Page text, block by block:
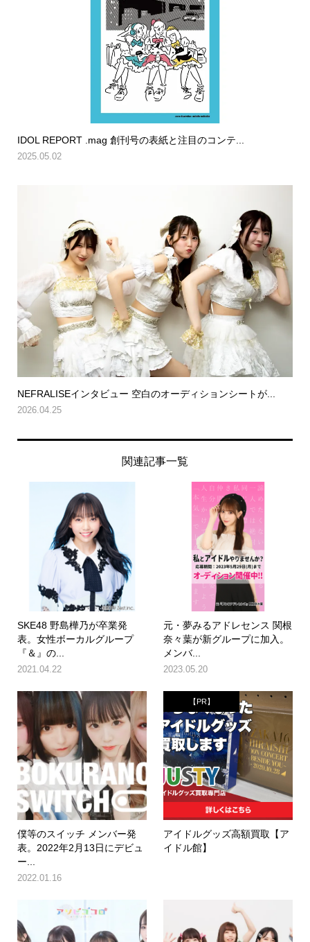
IDOL REPORT .mag 創刊号の表紙と注目のコンテ...
2025.05.02
NEFRALISEインタビュー 空白のオーディションシートが...
2026.04.25
関連記事一覧
SKE48 野島樺乃が卒業発
表。女性ボーカルグループ
『＆』の...
2021.04.22
元・夢みるアドレセンス 関根
奈々葉が新グループに加入。
メンバ...
2023.05.20
僕等のスイッチ メンバー発
表。2022年2月13日にデビュ
ー...
2022.01.16
【PR】
アイドルグッズ高額買取【ア
イドル館】